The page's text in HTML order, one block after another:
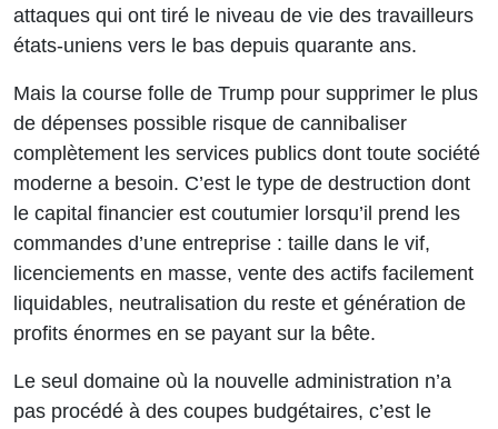
attaques qui ont tiré le niveau de vie des travailleurs
états-uniens vers le bas depuis quarante ans.
Mais la course folle de Trump pour supprimer le plus
de dépenses possible risque de cannibaliser
complètement les services publics dont toute société
moderne a besoin. C’est le type de destruction dont
le capital financier est coutumier lorsqu’il prend les
commandes d’une entreprise : taille dans le vif,
licenciements en masse, vente des actifs facilement
liquidables, neutralisation du reste et génération de
profits énormes en se payant sur la bête.
Le seul domaine où la nouvelle administration n’a
pas procédé à des coupes budgétaires, c’est le